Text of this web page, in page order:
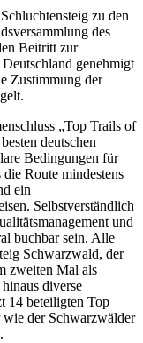
zu den
des
Beitritt zur
genehmigt
Zustimmung der
„Top Trails of
deutschen
Bedingungen für
Route mindestens
ein
Selbstverständlich
und
buchbar sein. Alle
Schwarzwald, der
zweiten Mal als
diverse
14 beteiligten Top
wie der Schwarzwälder